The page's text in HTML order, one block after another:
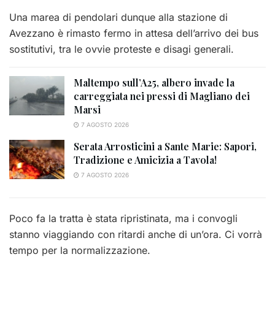
Una marea di pendolari dunque alla stazione di
Avezzano è rimasto fermo in attesa dell’arrivo dei bus
sostitutivi, tra le ovvie proteste e disagi generali.
Maltempo sull’A25, albero invade la
carreggiata nei pressi di Magliano dei
Marsi
7 AGOSTO 2026
Serata Arrosticini a Sante Marie: Sapori,
Tradizione e Amicizia a Tavola!
7 AGOSTO 2026
Poco fa la tratta è stata ripristinata, ma i convogli
stanno viaggiando con ritardi anche di un’ora. Ci vorrà
tempo per la normalizzazione.